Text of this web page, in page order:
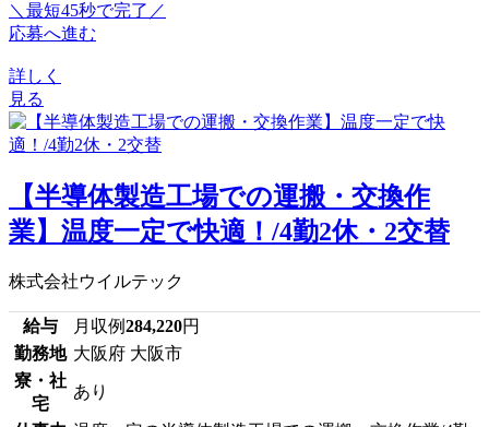
＼最短45秒で完了／
応募へ進む
詳しく
見る
【半導体製造工場での運搬・交換作
業】温度一定で快適！/4勤2休・2交替
株式会社ウイルテック
給与 月収例284,220円
勤務地 大阪府 大阪市
寮・社
宅
あり